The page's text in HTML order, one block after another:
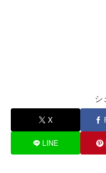
シ
X
LINE